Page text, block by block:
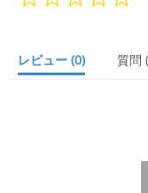
a
r
レビュー (0) 質問